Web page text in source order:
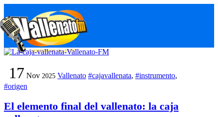
to
content
17 Nov 2025 Vallenato #cajavallenata, #instrumento,
#origen
El elemento final del vallenato: la caja